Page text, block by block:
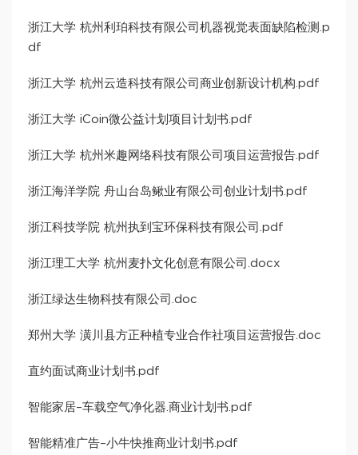
浙江大学 杭州利珀科技有限公司机器视觉表面缺陷检测.p
df
浙江大学 杭州云造科技有限公司商业创新设计机构.pdf
浙江大学 iCoin微公益计划项目计划书.pdf
浙江大学 杭州米趣网络科技有限公司项目运营报告.pdf
浙江海洋学院 舟山台岛鳅业有限公司创业计划书.pdf
浙江科技学院 杭州执到宝环保科技有限公司.pdf
浙江理工大学 杭州麦扑文化创意有限公司.docx
浙江绿达生物科技有限公司.doc
郑州大学 潢川县方正种植专业合作社项目运营报告.doc
直约面试商业计划书.pdf
智能家居–车载空气净化器.商业计划书.pdf
智能精准广告–小牛快推商业计划书.pdf